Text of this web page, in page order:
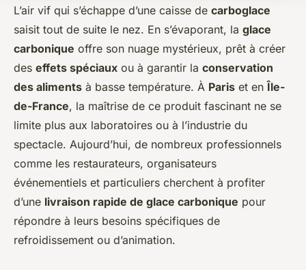
L’air vif qui s’échappe d’une caisse de carboglace
saisit tout de suite le nez. En s’évaporant, la glace
carbonique offre son nuage mystérieux, prêt à créer
des effets spéciaux ou à garantir la conservation
des aliments à basse température. À Paris et en Île-
de-France, la maîtrise de ce produit fascinant ne se
limite plus aux laboratoires ou à l’industrie du
spectacle. Aujourd’hui, de nombreux professionnels
comme les restaurateurs, organisateurs
événementiels et particuliers cherchent à profiter
d’une livraison rapide de glace carbonique pour
répondre à leurs besoins spécifiques de
refroidissement ou d’animation.